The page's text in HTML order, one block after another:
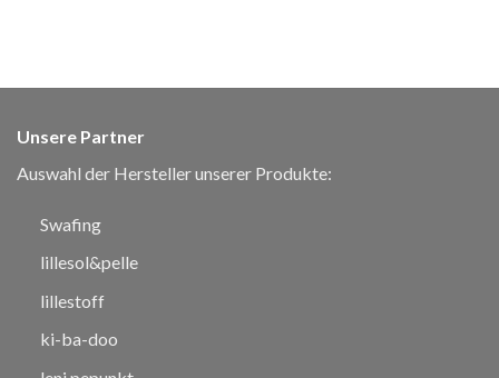
Unsere Partner
Auswahl der Hersteller unserer Produkte:
Swafing
lillesol&pelle
lillestoff
ki-ba-doo